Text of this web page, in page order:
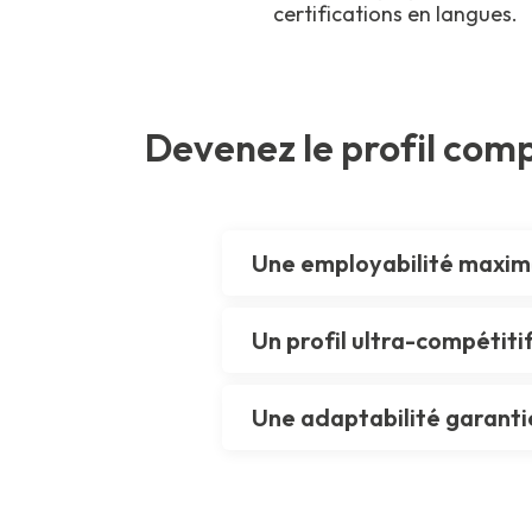
certifications en langues.
Devenez le profil
Une employabilité
Sortez du lot avec un profil
entreprises.
Un profil ultra-
Ne soyez pas un candidat
Une adaptabilité